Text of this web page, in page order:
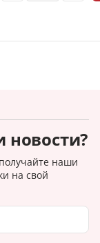
наши
на свой